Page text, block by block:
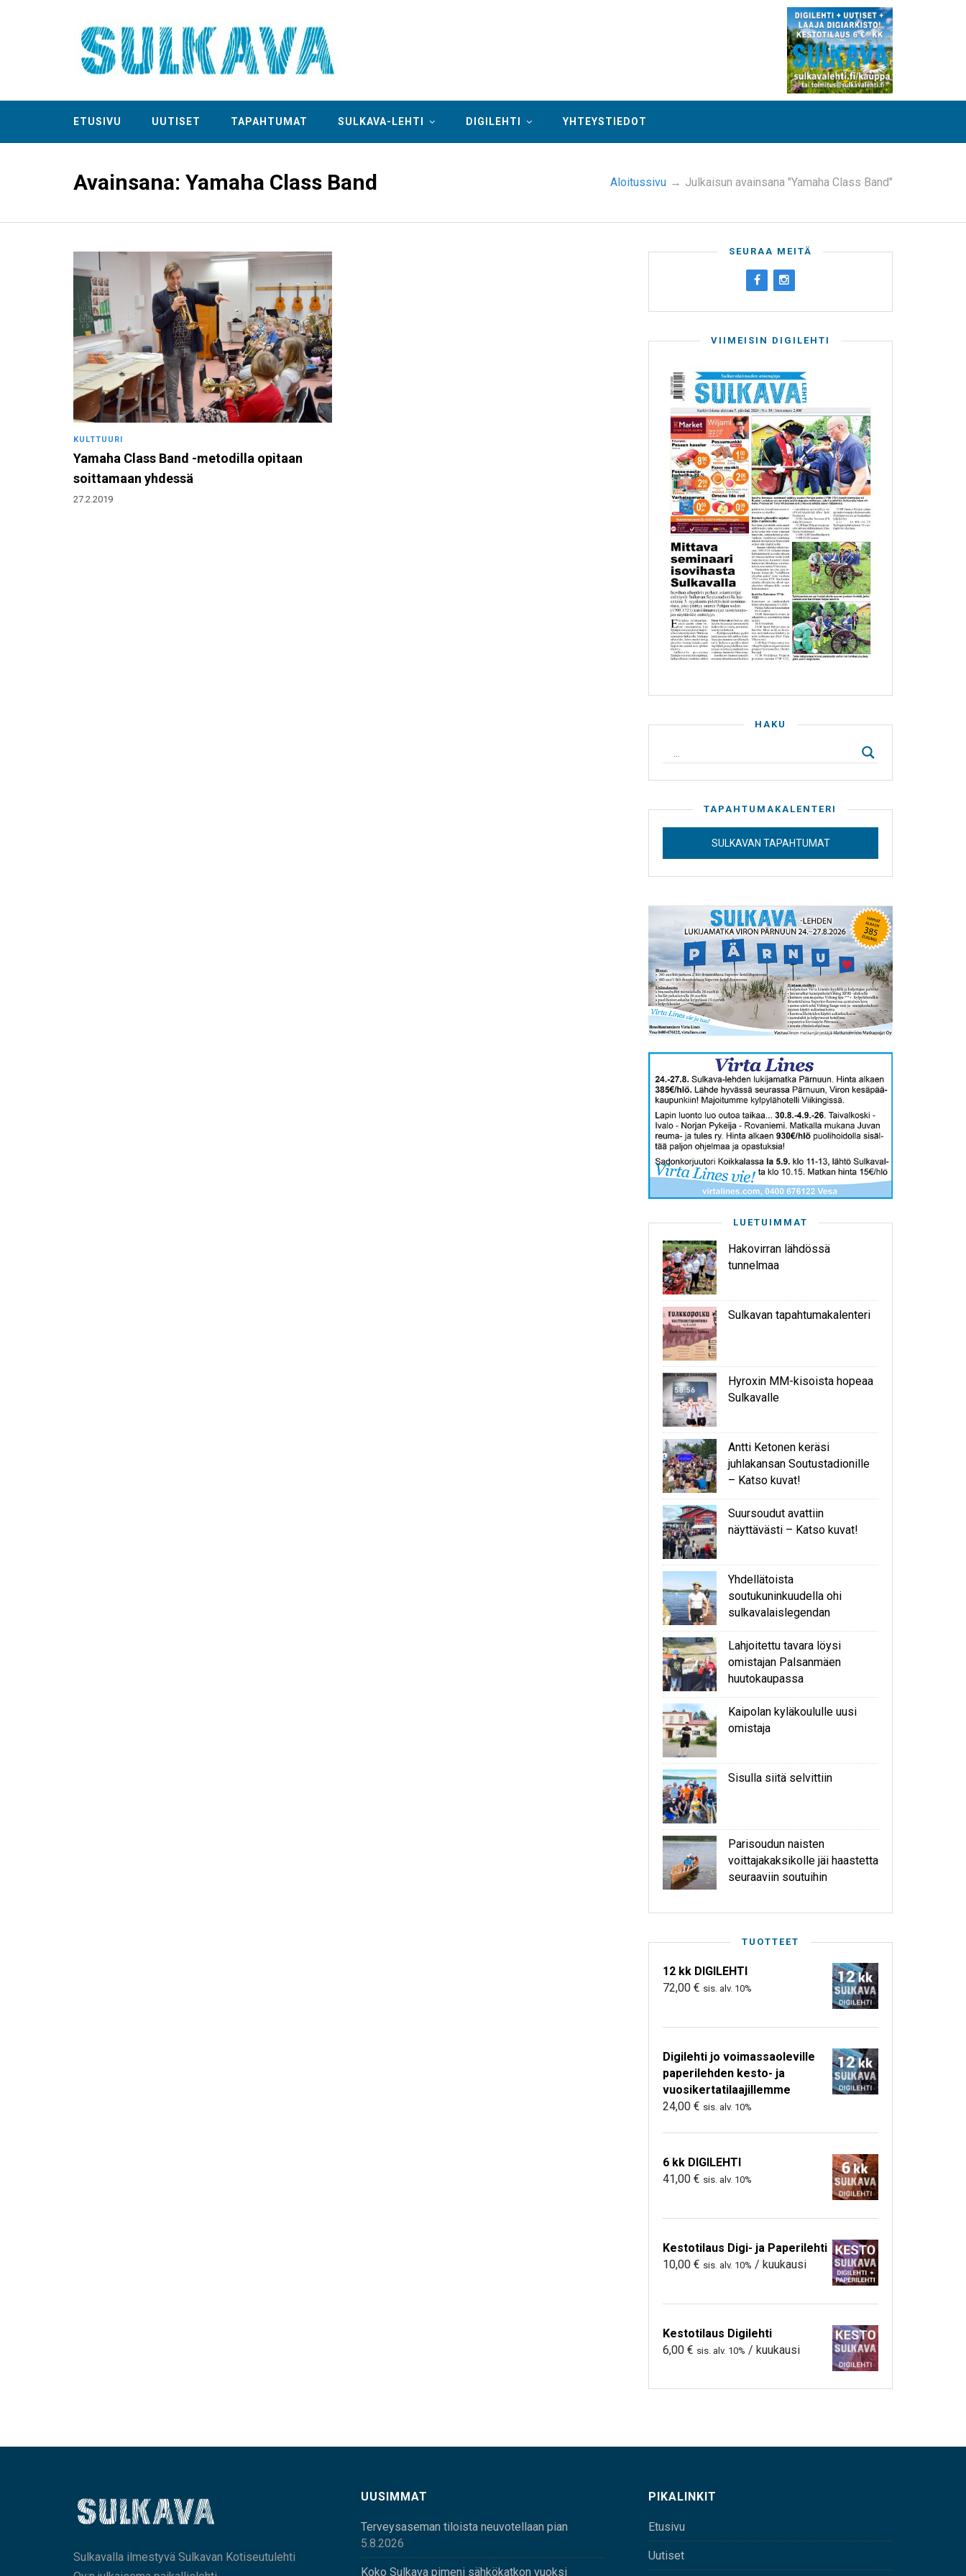
ETUSIVU UUTISET TAPAHTUMAT SULKAVA-LEHTI DIGILEHTI YHTEYSTIEDOT
Avainsana: Yamaha Class Band Aloitussivu → Julkaisun avainsana "Yamaha Class Band"
KULTTUURI
Yamaha Class Band -metodilla opitaan
soittamaan yhdessä
27.2.2019
SEURAA MEITÄ
VIIMEISIN DIGILEHTI
HAKU
TAPAHTUMAKALENTERI
SULKAVAN TAPAHTUMAT
LUETUIMMAT
Hakovirran lähdössä
tunnelmaa
Sulkavan tapahtumakalenteri
Hyroxin MM-kisoista hopeaa
Sulkavalle
Antti Ketonen keräsi
juhlakansan Soutustadionille
– Katso kuvat!
Suursoudut avattiin
näyttävästi – Katso kuvat!
Yhdellätoista
soutukuninkuudella ohi
sulkavalaislegendan
Lahjoitettu tavara löysi
omistajan Palsanmäen
huutokaupassa
Kaipolan kyläkoululle uusi
omistaja
Sisulla siitä selvittiin
Parisoudun naisten
voittajakaksikolle jäi haastetta
seuraaviin soutuihin
TUOTTEET
12 kk DIGILEHTI
72,00 € sis. alv. 10%
Digilehti jo voimassaoleville
paperilehden kesto- ja
vuosikertatilaajillemme
24,00 € sis. alv. 10%
6 kk DIGILEHTI
41,00 € sis. alv. 10%
Kestotilaus Digi- ja Paperilehti
10,00 € sis. alv. 10% / kuukausi
Kestotilaus Digilehti
6,00 € sis. alv. 10% / kuukausi
Sulkavalla ilmestyvä Sulkavan Kotiseutulehti
UUSIMMAT
Terveysaseman tiloista neuvotellaan pian
5.8.2026
Koko Sulkava pimeni sähkökatkon vuoksi
PIKALINKIT
Etusivu
Uutiset